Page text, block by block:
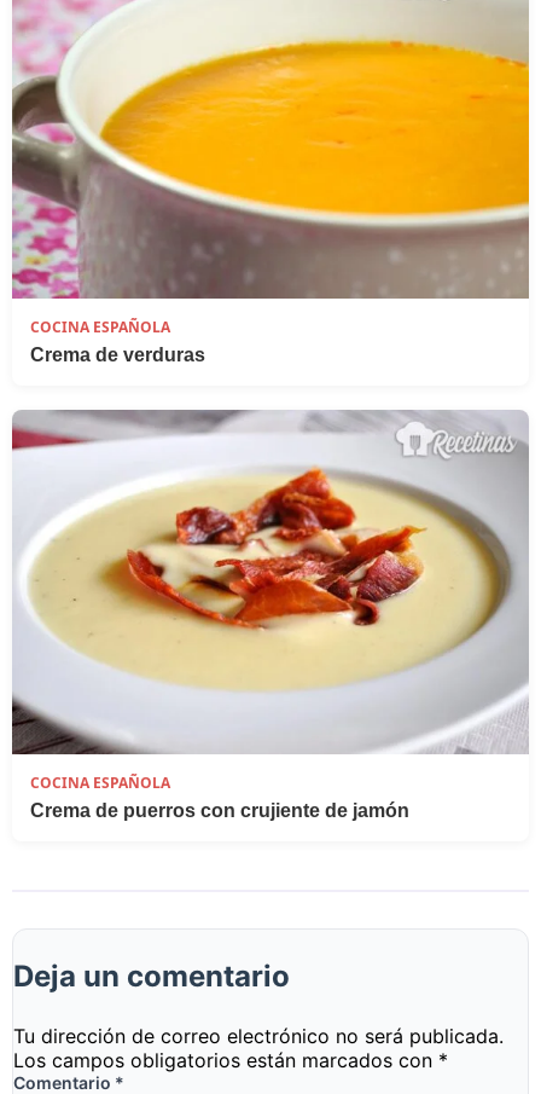
COCINA ESPAÑOLA
Crema de verduras
COCINA ESPAÑOLA
Crema de puerros con crujiente de jamón
Deja un comentario
Tu dirección de correo electrónico no será publicada.
Los campos obligatorios están marcados con *
Comentario *